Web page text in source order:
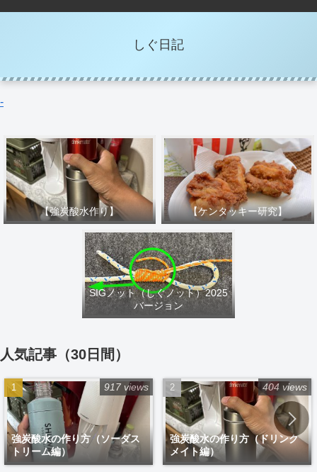
しぐ日記
-
【強炭酸水作り】 【ケンタッキー研究】
SIGノット（しぐノット）2025
バージョン
人気記事（30日間）
強炭酸水の作り方（ソーダス
トリーム編）
917 views
強炭酸水の作り方（ドリンク
メイト編）
404 views